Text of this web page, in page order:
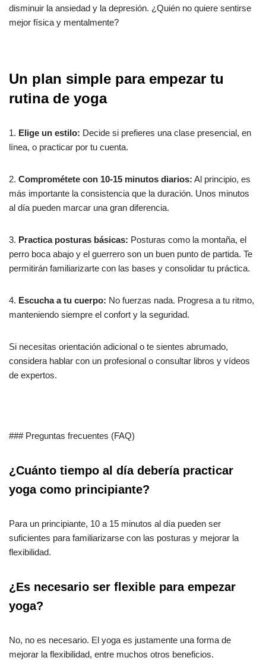
disminuir la ansiedad y la depresión. ¿Quién no quiere sentirse
mejor física y mentalmente?
Un plan simple para empezar tu
rutina de yoga
1. Elige un estilo: Decide si prefieres una clase presencial, en
línea, o practicar por tu cuenta.
2. Comprométete con 10-15 minutos diarios: Al principio, es
más importante la consistencia que la duración. Unos minutos
al día pueden marcar una gran diferencia.
3. Practica posturas básicas: Posturas como la montaña, el
perro boca abajo y el guerrero son un buen punto de partida. Te
permitirán familiarizarte con las bases y consolidar tu práctica.
4. Escucha a tu cuerpo: No fuerzas nada. Progresa a tu ritmo,
manteniendo siempre el confort y la seguridad.
Si necesitas orientación adicional o te sientes abrumado,
considera hablar con un profesional o consultar libros y vídeos
de expertos.
### Preguntas frecuentes (FAQ)
¿Cuánto tiempo al día debería practicar
yoga como principiante?
Para un principiante, 10 a 15 minutos al día pueden ser
suficientes para familiarizarse con las posturas y mejorar la
flexibilidad.
¿Es necesario ser flexible para empezar
yoga?
No, no es necesario. El yoga es justamente una forma de
mejorar la flexibilidad, entre muchos otros beneficios.